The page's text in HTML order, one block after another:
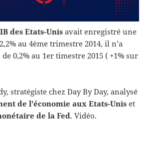
des Etats-Unis avait enregistré une
au 4ème trimestre 2014, il n’a
0,2% au 1er timestre 2015 ( +1% sur
stratégiste chez Day By Day, analysé
de l’économie aux Etats-Unis et
de la Fed. Vidéo.